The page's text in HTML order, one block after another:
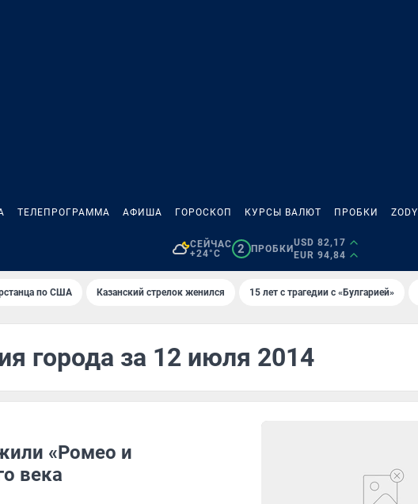
ТЕЛЕПРОГРАММА АФИША ГОРОСКОП КУРСЫ ВАЛЮТ ПРОБКИ ZODY
СЕЙЧАС
+24°C
2 ПРОБКИ
USD 82,17
EUR 94,84
по США Казанский стрелок женился 15 лет с трагедии с «Булгарией»
города за 12 июля 2014
«Ромео и
века